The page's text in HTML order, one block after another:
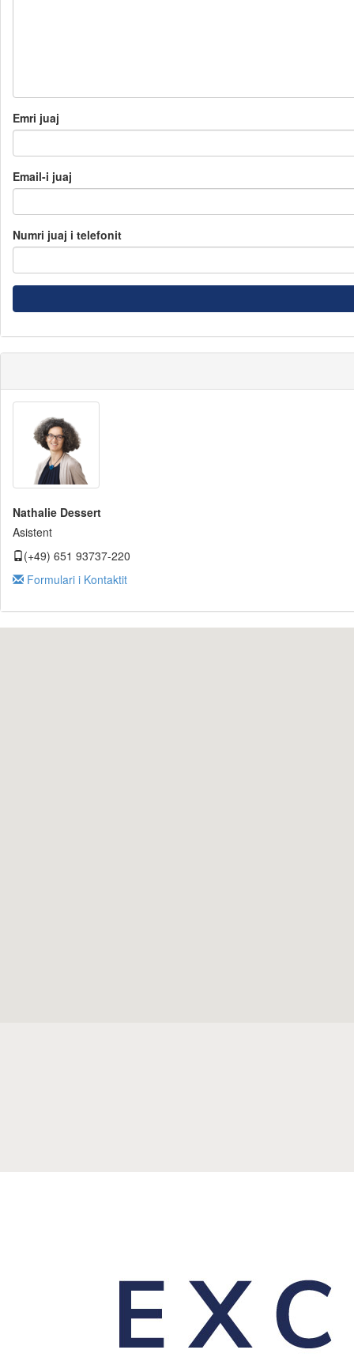
Emri juaj
Email-i juaj
Numri juaj i telefonit
Nathalie Dessert
Asistent
(+49) 651 93737-220
Formulari i Kontaktit